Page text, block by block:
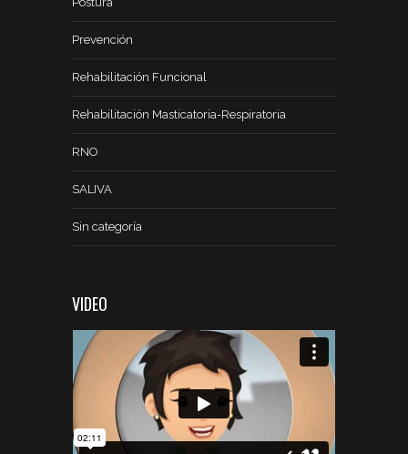
Prevención
Rehabilitación Funcional
Rehabilitación Masticatoria-Respiratoria
RNO
SALIVA
Sin categoría
VIDEO